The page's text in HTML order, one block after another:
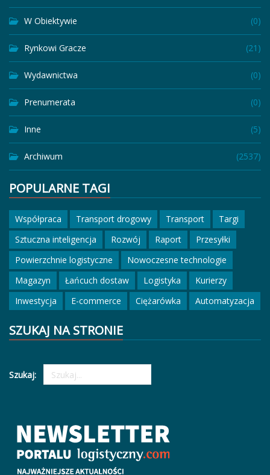
W Obiektywie (0)
Rynkowi Gracze (21)
Wydawnictwa (0)
Prenumerata (0)
Inne (5)
Archiwum (2537)
POPULARNE TAGI
Współpraca Transport drogowy Transport
Targi
Sztuczna inteligencja
Rozwój Raport
Przesyłki
Powierzchnie logistyczne
Nowoczesne technologie
Magazyn
Łańcuch dostaw Logistyka
Kurierzy
Inwestycja
E-commerce Ciężarówka Automatyzacja
SZUKAJ NA STRONIE
Szukaj: